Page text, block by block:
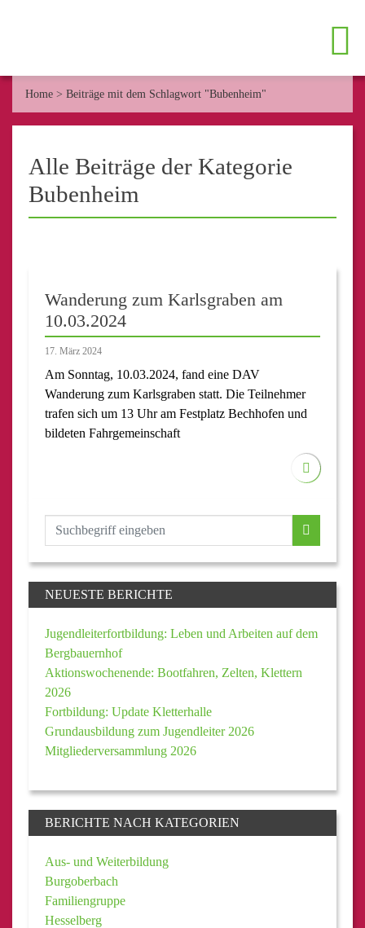
Home > Beiträge mit dem Schlagwort "Bubenheim"
Alle Beiträge der Kategorie
Bubenheim
Wanderung zum Karlsgraben am
10.03.2024
17. März 2024
Am Sonntag, 10.03.2024, fand eine DAV
Wanderung zum Karlsgraben statt. Die Teilnehmer
trafen sich um 13 Uhr am Festplatz Bechhofen und
bildeten Fahrgemeinschaft
NEUESTE BERICHTE
Jugendleiterfortbildung: Leben und Arbeiten auf dem
Bergbauernhof
Aktionswochenende: Bootfahren, Zelten, Klettern
2026
Fortbildung: Update Kletterhalle
Grundausbildung zum Jugendleiter 2026
Mitgliederversammlung 2026
BERICHTE NACH KATEGORIEN
Aus- und Weiterbildung
Burgoberbach
Familiengruppe
Hesselberg